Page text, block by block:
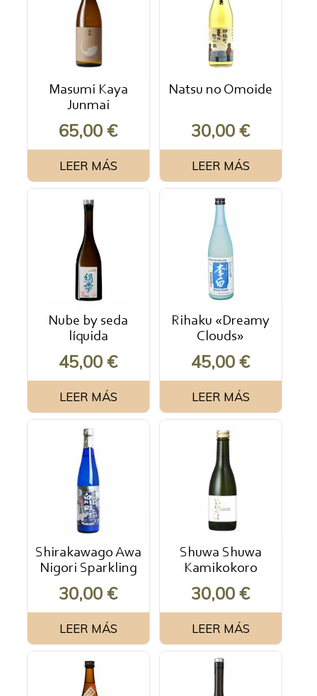
Masumi Kaya
Junmai
65,00€
LEER MÁS
Natsu no Omoide
30,00€
LEER MÁS
Nube by seda
líquida
45,00€
LEER MÁS
Rihaku «Dreamy
Clouds»
45,00€
LEER MÁS
Shirakawago Awa
Nigori Sparkling
30,00€
LEER MÁS
Shuwa Shuwa
Kamikokoro
30,00€
LEER MÁS